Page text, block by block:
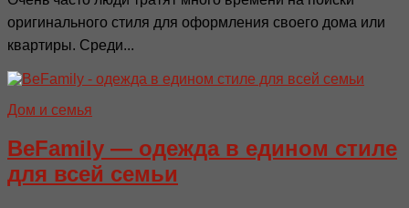
оригинального стиля для оформления своего дома или
квартиры. Среди...
Дом и семья
BeFamily — одежда в едином стиле
для всей семьи